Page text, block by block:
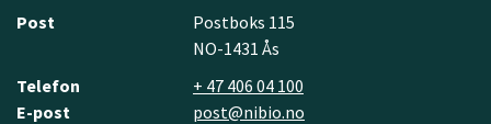
Post
Postboks 115
NO-1431 Ås
Telefon
+ 47 406 04 100
E-post
post@nibio.no